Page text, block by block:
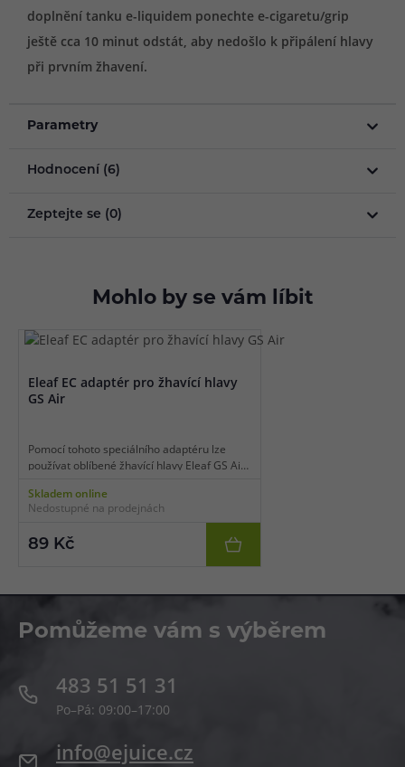
doplnění tanku e-liquidem ponechte e-cigaretu/grip
ještě cca 10 minut odstát, aby nedošlo k připálení hlavy
při prvním žhavení.
Parametry
Hodnocení (6)
Zeptejte se (0)
Mohlo by se vám líbit
Eleaf EC adaptér pro žhavící hlavy
GS Air
Pomocí tohoto speciálního adaptéru lze
používat oblíbené žhavící hlavy Eleaf GS Air i
EC. Využijete ho tak nejen na přímé
potahování, ale i klasické šlukování.
Skladem online
Nedostupné na prodejnách
89 Kč
Pomůžeme vám s výběrem
483 51 51 31
Po–Pá: 09:00–17:00
info@ejuice.cz